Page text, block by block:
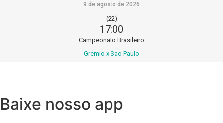
9 de agosto de 2026
(22)
17:00
Campeonato Brasileiro
Gremio x Sao Paulo
Baixe nosso app